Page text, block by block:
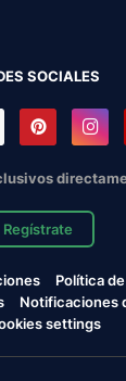
SOCIALES
Regístrate
Política
Notificaciones
settings